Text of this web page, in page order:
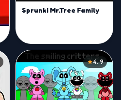
Sprunki Mr.Tree Family
4.9